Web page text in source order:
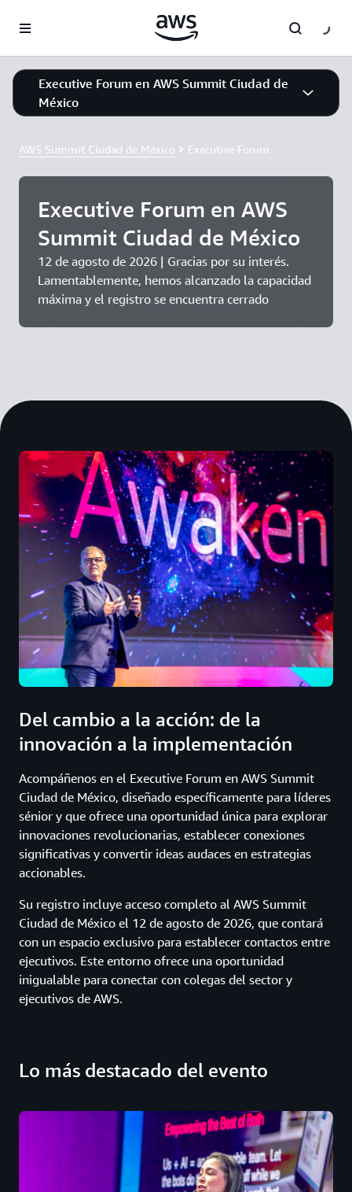
Executive Forum en AWS Summit Ciudad de
México
AWS Summit Ciudad de México Executive Forum
Executive Forum en AWS
Summit Ciudad de México
12 de agosto de 2026 | Gracias por su interés.
Lamentablemente, hemos alcanzado la capacidad
máxima y el registro se encuentra cerrado
Del cambio a la acción: de la
innovación a la implementación
Acompáñenos en el Executive Forum en AWS Summit
Ciudad de México, diseñado específicamente para líderes
sénior y que ofrece una oportunidad única para explorar
innovaciones revolucionarias, establecer conexiones
significativas y convertir ideas audaces en estrategias
accionables.
Su registro incluye acceso completo al AWS Summit
Ciudad de México el 12 de agosto de 2026, que contará
con un espacio exclusivo para establecer contactos entre
ejecutivos. Este entorno ofrece una oportunidad
inigualable para conectar con colegas del sector y
ejecutivos de AWS.
Lo más destacado del evento